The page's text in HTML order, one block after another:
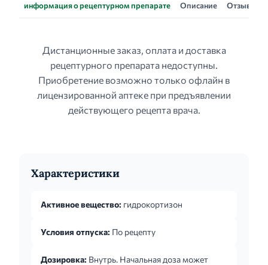
информация о рецептурном препарате Описание Отзывы
Дистанционные заказ, оплата и доставка
рецептурного препарата недоступны.
Приобретение возможно только офлайн в
лицензированной аптеке при предъявлении
действующего рецепта врача.
Характеристики
Активное вещество: гидрокортизон
Условия отпуска: По рецепту
Дозировка: Внутрь. Начальная доза может